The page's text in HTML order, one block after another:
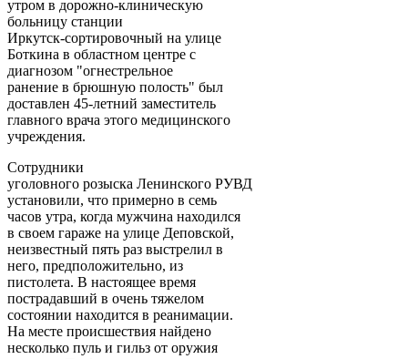
утром в дорожно-клиническую
больницу станции
Иркутск-сортировочный на улице
Боткина в областном центре с
диагнозом "огнестрельное
ранение в брюшную полость" был
доставлен 45-летний заместитель
главного врача этого медицинского
учреждения.
Сотрудники
уголовного розыска Ленинского РУВД
установили, что примерно в семь
часов утра, когда мужчина находился
в своем гараже на улице Деповской,
неизвестный пять раз выстрелил в
него, предположительно, из
пистолета. В настоящее время
пострадавший в очень тяжелом
состоянии находится в реанимации.
На месте происшествия найдено
несколько пуль и гильз от оружия